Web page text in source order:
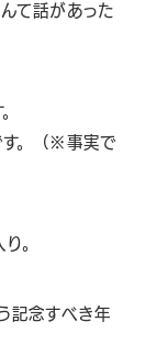
て話があった
す。（※事実で
。
記念すべき年